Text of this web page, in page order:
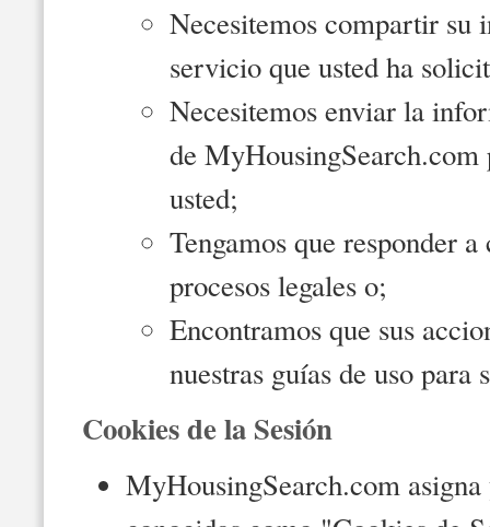
Necesitemos compartir su
servicio que usted ha
Necesitemos enviar la
de
usted;
Tengamos que responder
procesos legales o;
Encontramos que sus
nuestras guías de uso
Cookies de la Sesión
MyHousingSearch.com